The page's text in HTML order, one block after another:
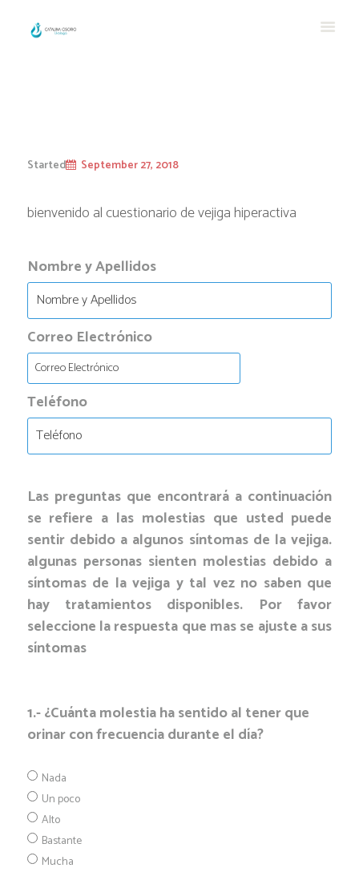
Started September 27, 2018
bienvenido al cuestionario de vejiga hiperactiva
Nombre y Apellidos
Correo Electrónico
Teléfono
Las preguntas que encontrará a continuación
se refiere a las molestias que usted puede
sentir debido a algunos síntomas de la vejiga.
algunas personas sienten molestias debido a
síntomas de la vejiga y tal vez no saben que
hay tratamientos disponibles. Por favor
seleccione la respuesta que mas se ajuste a sus
síntomas
1.- ¿Cuánta molestia ha sentido al tener que
orinar con frecuencia durante el día?
Nada
Un poco
Alto
Bastante
Mucha